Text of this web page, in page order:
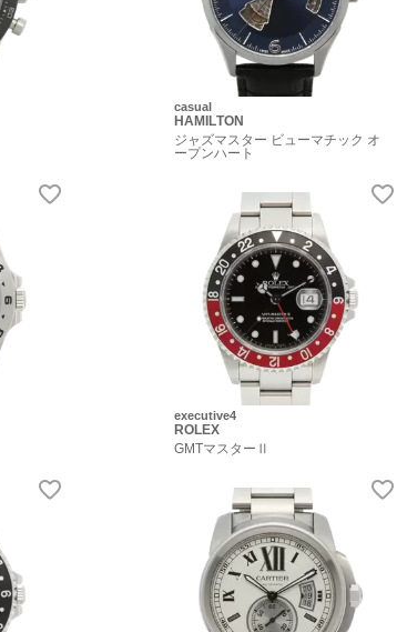
casual
HAMILTON
ジャズマスター ビューマチック オ
ープンハート
executive4
ROLEX
GMTマスターⅡ